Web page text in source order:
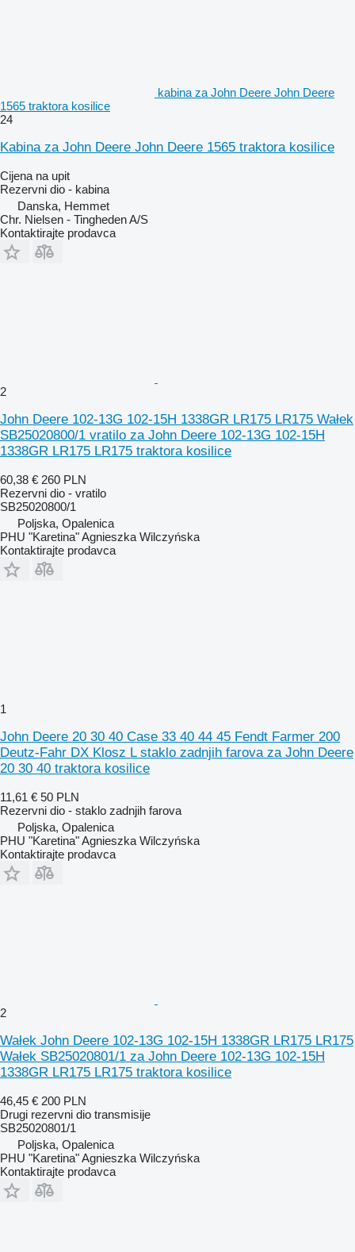
kabina za John Deere John Deere
1565 traktora kosilice
24
Kabina za John Deere John Deere 1565 traktora kosilice
Cijena na upit
Rezervni dio - kabina
Danska, Hemmet
Chr. Nielsen - Tingheden A/S
Kontaktirajte prodavca
2
John Deere 102-13G 102-15H 1338GR LR175 LR175 Wałek
SB25020800/1 vratilo za John Deere 102-13G 102-15H
1338GR LR175 LR175 traktora kosilice
60,38 € 260 PLN
Rezervni dio - vratilo
SB25020800/1
Poljska, Opalenica
PHU "Karetina" Agnieszka Wilczyńska
Kontaktirajte prodavca
1
John Deere 20 30 40 Case 33 40 44 45 Fendt Farmer 200
Deutz-Fahr DX Klosz L staklo zadnjih farova za John Deere
20 30 40 traktora kosilice
11,61 € 50 PLN
Rezervni dio - staklo zadnjih farova
Poljska, Opalenica
PHU "Karetina" Agnieszka Wilczyńska
Kontaktirajte prodavca
2
Wałek John Deere 102-13G 102-15H 1338GR LR175 LR175
Wałek SB25020801/1 za John Deere 102-13G 102-15H
1338GR LR175 LR175 traktora kosilice
46,45 € 200 PLN
Drugi rezervni dio transmisije
SB25020801/1
Poljska, Opalenica
PHU "Karetina" Agnieszka Wilczyńska
Kontaktirajte prodavca